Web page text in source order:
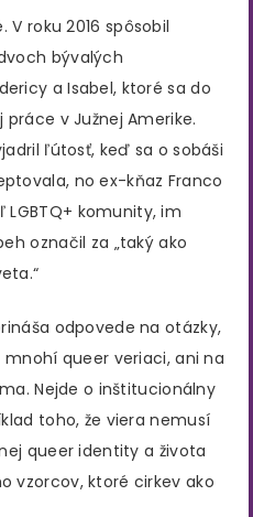
V roku 2016 spôsobil
bývalých
a Isabel, ktoré sa do
v Južnej Amerike.
ľútosť, keď sa o sobáši
no ex-kňaz Franco
komunity, im
označil za „taký ako
odpovede na otázky,
queer veriaci, ani na
Nejde o inštitucionálny
toho, že viera nemusí
queer identity a života
vzorcov, ktoré cirkev ako